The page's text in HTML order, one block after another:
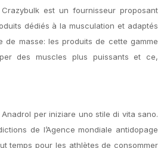
est un fournisseur proposant
dédiés à la musculation et adaptés
de masse: les produits de cette gamme
des muscles plus puissants et ce,
per iniziare uno stile di vita sano.
de l’Agence mondiale antidopage
temps pour les athlètes de consommer